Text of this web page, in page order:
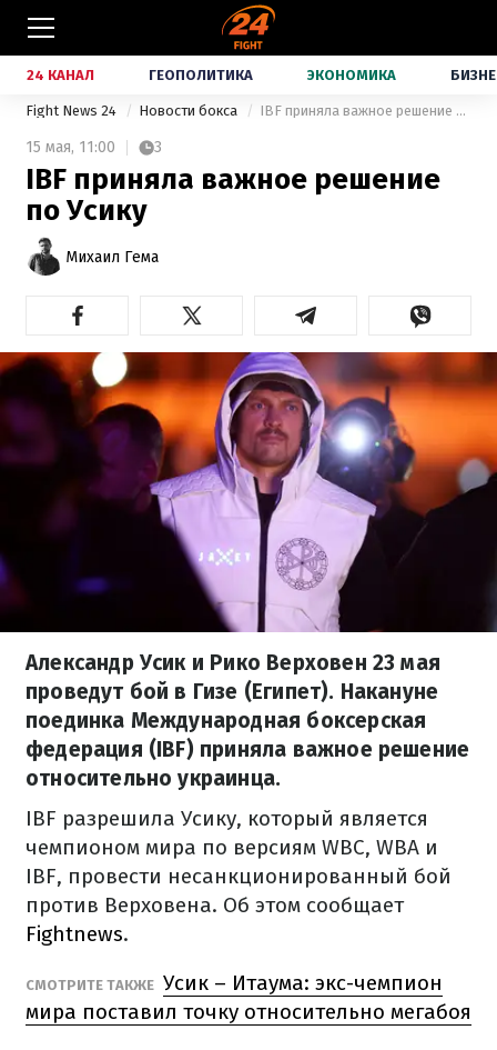
24 КАНАЛ ГЕОПОЛИТИКА ЭКОНОМИКА
Fight News 24 Новости бокса IBF приняла важное решение по Усику
15 мая, 11:00 3
IBF приняла важное решение
по Усику
Михаил Гема
Александр Усик и Рико Верховен 23 мая
проведут бой в Гизе (Египет). Накануне
поединка Международная боксерская
федерация (IBF) приняла важное решение
относительно украинца.
IBF разрешила Усику, который является
чемпионом мира по версиям WBC, WBA и
IBF, провести несанкционированный бой
против Верховена. Об этом сообщает
Fightnews.
СМОТРИТЕ ТАКЖЕ Усик – Итаума: экс-чемпион
мира поставил точку относительно мегабоя